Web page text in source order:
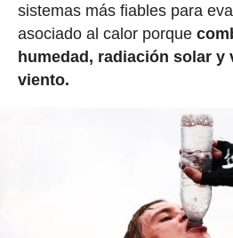
sistemas más fiables para
asociado al calor porque
humedad, radiación solar y
viento.